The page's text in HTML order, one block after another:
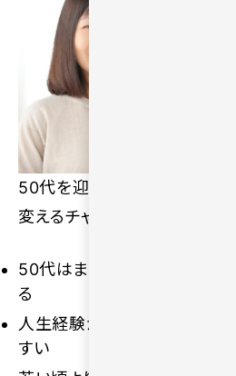
50代を迎えてからでも、日々
変えるチャンスは豊富に存在し
50代はまだ新しい出会いを見
る
人生経験があるから価値観の
すい